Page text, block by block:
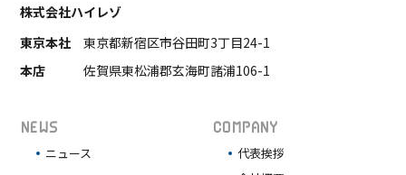
株式会社ハイレゾ
東京本社
東京都新宿区市谷田町3丁目24-1
本店
佐賀県東松浦郡玄海町諸浦106-1
NEWS
ニュース
COMPANY
代表挨拶